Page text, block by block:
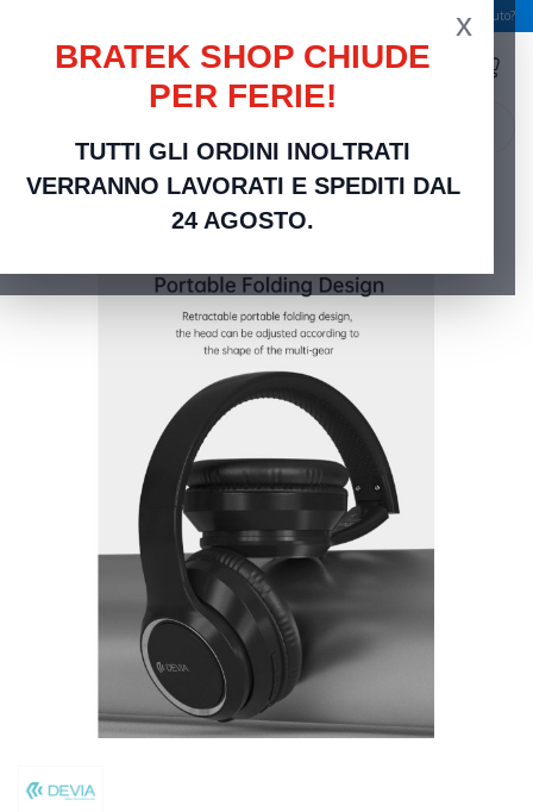
Serve aiuto?
x
BRATEK SHOP CHIUDE
PER FERIE!
TUTTI GLI ORDINI INOLTRATI
VERRANNO LAVORATI E SPEDITI DAL
24 AGOSTO.
Home Telefonia e Accessori Cuffia wireless EM039 bluetooth V. 5.2 ricaricabile Nera